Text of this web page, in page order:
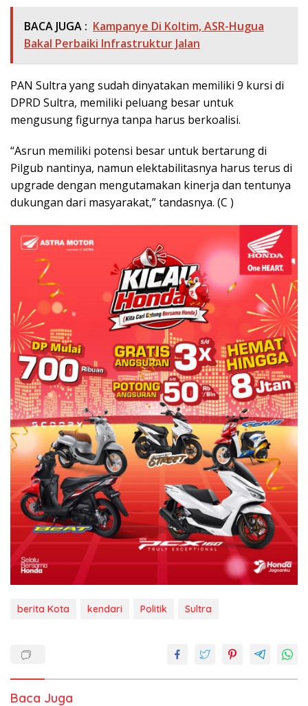
BACA JUGA : Kampanye Di Koltim, ASR-Hugua
Bakal Perbaiki Infrastruktur Jalan
PAN Sultra yang sudah dinyatakan memiliki 9 kursi di
DPRD Sultra, memiliki peluang besar untuk
mengusung figurnya tanpa harus berkoalisi.
“Asrun memiliki potensi besar untuk bertarung di
Pilgub nantinya, namun elektabilitasnya harus terus di
upgrade dengan mengutamakan kinerja dan tentunya
dukungan dari masyarakat,” tandasnya. (C )
berita Kota kendari Politik Sultra
Baca Juga